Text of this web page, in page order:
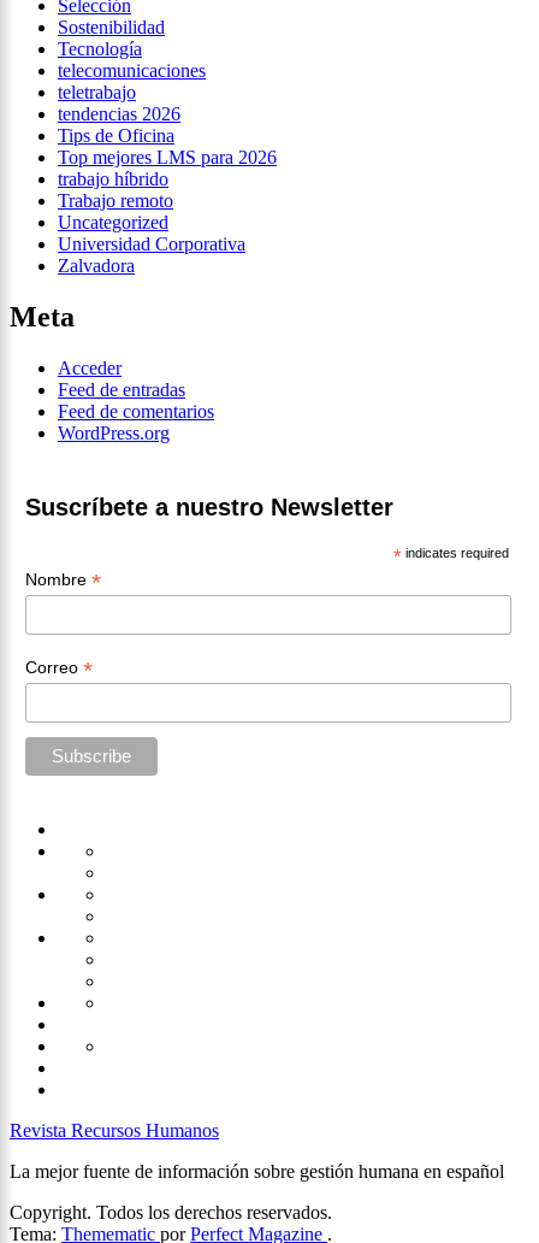
Selección
Sostenibilidad
Tecnología
telecomunicaciones
teletrabajo
tendencias 2026
Tips de Oficina
Top mejores LMS para 2026
trabajo híbrido
Trabajo remoto
Uncategorized
Universidad Corporativa
Zalvadora
Meta
Acceder
Feed de entradas
Feed de comentarios
WordPress.org
Suscríbete a nuestro Newsletter
* indicates required
Nombre *
Correo *
Administración
Capacitación
Desarrollo
Gestión
Laborales
Selección
Revista Recursos Humanos
La mejor fuente de información sobre gestión humana en español
Copyright. Todos los derechos reservados.
Tema: Themematic porPerfect Magazine .